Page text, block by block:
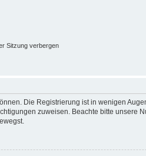
Sitzung verbergen
Die Registrierung ist in wenigen
zuweisen. Beachte bitte